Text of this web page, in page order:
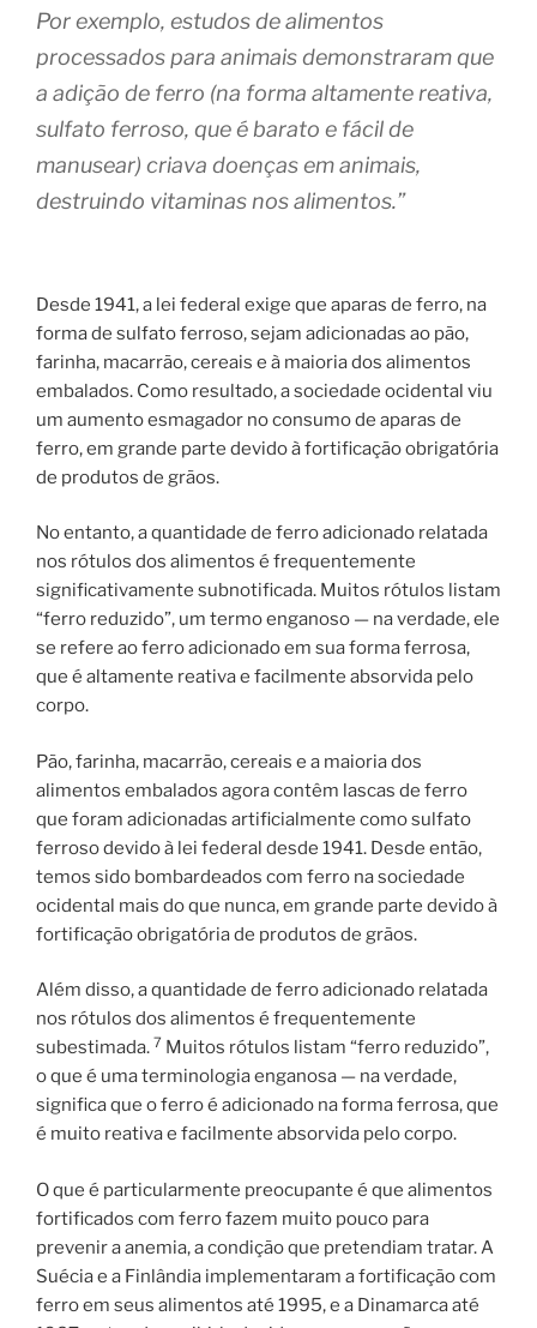
Por exemplo, estudos de alimentos
processados ​​para animais demonstraram que
a adição de ferro (na forma altamente reativa,
sulfato ferroso, que é barato e fácil de
manusear) criava doenças em animais,
destruindo vitaminas nos alimentos.”
Desde 1941, a lei federal exige que aparas de ferro, na
forma de sulfato ferroso, sejam adicionadas ao pão,
farinha, macarrão, cereais e à maioria dos alimentos
embalados. Como resultado, a sociedade ocidental viu
um aumento esmagador no consumo de aparas de
ferro, em grande parte devido à fortificação obrigatória
de produtos de grãos.
No entanto, a quantidade de ferro adicionado relatada
nos rótulos dos alimentos é frequentemente
significativamente subnotificada. Muitos rótulos listam
“ferro reduzido”, um termo enganoso — na verdade, ele
se refere ao ferro adicionado em sua forma ferrosa,
que é altamente reativa e facilmente absorvida pelo
corpo.
Pão, farinha, macarrão, cereais e a maioria dos
alimentos embalados agora contêm lascas de ferro
que foram adicionadas artificialmente como sulfato
ferroso devido à lei federal desde 1941. Desde então,
temos sido bombardeados com ferro na sociedade
ocidental mais do que nunca, em grande parte devido à
fortificação obrigatória de produtos de grãos.
Além disso, a quantidade de ferro adicionado relatada
nos rótulos dos alimentos é frequentemente
subestimada. 7 Muitos rótulos listam “ferro reduzido”,
o que é uma terminologia enganosa — na verdade,
significa que o ferro é adicionado na forma ferrosa, que
é muito reativa e facilmente absorvida pelo corpo.
O que é particularmente preocupante é que alimentos
fortificados com ferro fazem muito pouco para
prevenir a anemia, a condição que pretendiam tratar. A
Suécia e a Finlândia implementaram a fortificação com
ferro em seus alimentos até 1995, e a Dinamarca até